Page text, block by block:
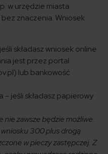
w urzędzie miasta.
znaczenia. Wniosek
składasz wniosek online
jest przez portal
lub bankowość
jeśli składasz papierowy
zawsze będzie możliwe.
300 plus drogą
w pieczy zastępczej. Z